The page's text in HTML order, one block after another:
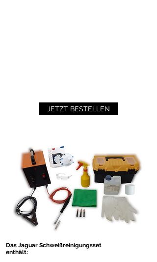
JETZT BESTELLEN
Das Jaguar Schweißreinigungsset
enthält: